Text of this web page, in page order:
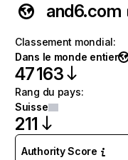
and6.com
Classement mondial:
Dans le monde entier
47 163
Rang du pays:
Suisse
211
Authority Score